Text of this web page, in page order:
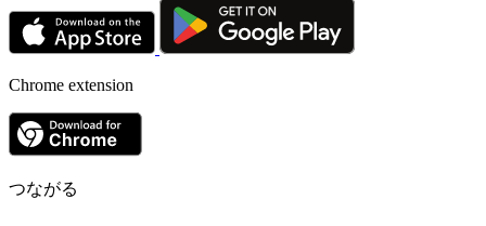
Chrome extension
つながる